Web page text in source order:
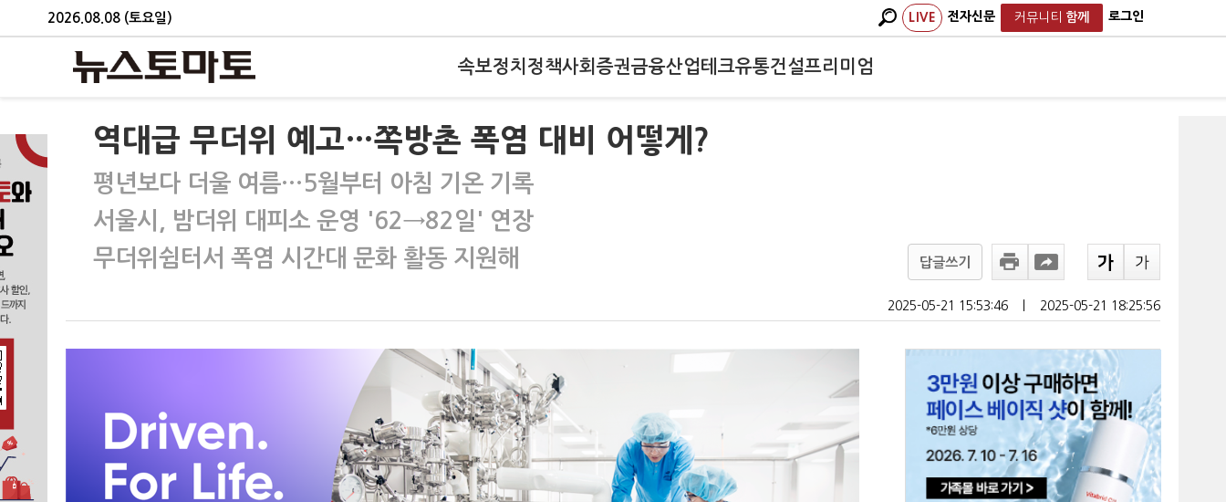
2026.08.08 (토요일) LIVE 전자신문 커뮤니티 함께 로그인
속보정치 정책사회 증권금융산업테크유통건설프리미엄
역대급 무더위 예고…쪽방촌 폭염 대비 어떻게?
평년보다 더울 여름…5월부터 아침 기온 기록
서울시, 밤더위 대피소 운영 '62→82일' 연장
무더위쉼터서 폭염 시간대 문화 활동 지원해
답글쓰기
2025-05-21 15:53:46 2025-05-21 18:25:56